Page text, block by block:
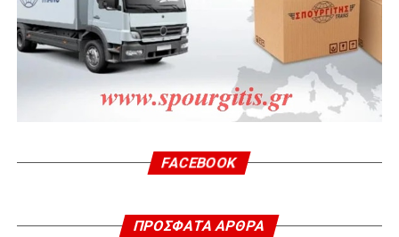
FACEBOOK
ΠΡΌΣΦΑΤΑ ΆΡΘΡΑ